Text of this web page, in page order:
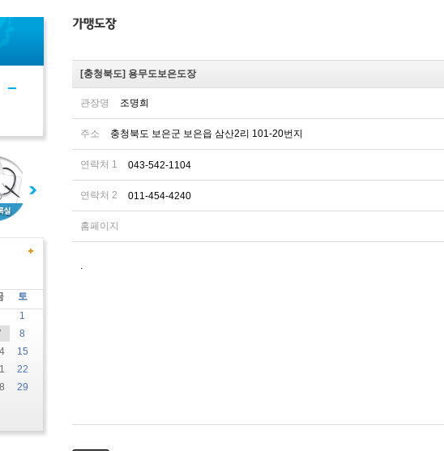
토
1
8
15
22
29
[충청북도] 용무도보은도장
관장명 조명희
주소 충청북도 보은군 보은읍 삼산2리 101-20번지
연락처 1 043-542-1104
연락처 2 011-454-4240
홈페이지
.